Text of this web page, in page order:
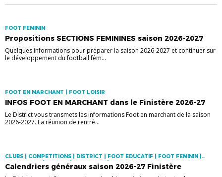
FOOT FEMININ
Propositions SECTIONS FEMININES saison 2026-2027
Quelques informations pour préparer la saison 2026-2027 et continuer sur
le développement du football fém...
FOOT EN MARCHANT | FOOT LOISIR
INFOS FOOT EN MARCHANT dans le Finistère 2026-27
Le District vous transmets les informations Foot en marchant de la saison
2026-2027. La réunion de rentré...
CLUBS | COMPETITIONS | DISTRICT | FOOT EDUCATIF | FOOT FEMININ |
FOOT LOISIR | FUTSAL | PRATIQUES | VIE DES CLUBS
Calendriers généraux saison 2026-27 Finistère